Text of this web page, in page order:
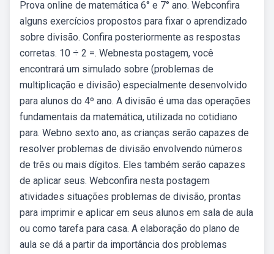
Prova online de matemática 6° e 7° ano. Webconfira
alguns exercícios propostos para fixar o aprendizado
sobre divisão. Confira posteriormente as respostas
corretas. 10 ÷ 2 =. Webnesta postagem, você
encontrará um simulado sobre (problemas de
multiplicação e divisão) especialmente desenvolvido
para alunos do 4º ano. A divisão é uma das operações
fundamentais da matemática, utilizada no cotidiano
para. Webno sexto ano, as crianças serão capazes de
resolver problemas de divisão envolvendo números
de três ou mais dígitos. Eles também serão capazes
de aplicar seus. Webconfira nesta postagem
atividades situações problemas de divisão, prontas
para imprimir e aplicar em seus alunos em sala de aula
ou como tarefa para casa. A elaboração do plano de
aula se dá a partir da importância dos problemas